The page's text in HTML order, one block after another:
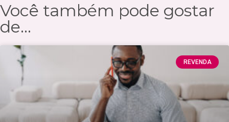
Você também pode gostar
de...
REVENDA